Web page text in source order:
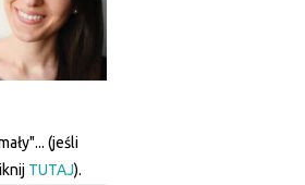
(jeśli
TUTAJ).